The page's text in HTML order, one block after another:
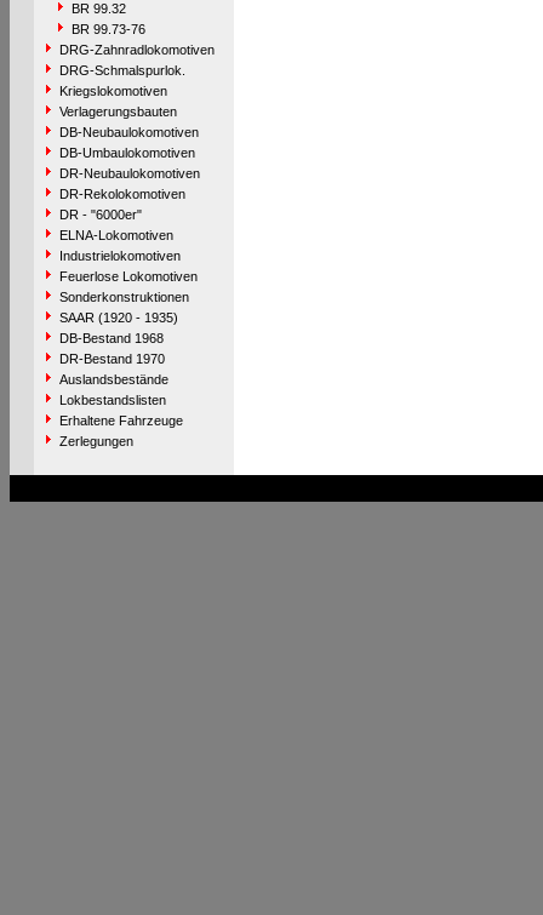
BR 99.32
BR 99.73-76
DRG-Zahnradlokomotiven
DRG-Schmalspurlok.
Kriegslokomotiven
Verlagerungsbauten
DB-Neubaulokomotiven
DB-Umbaulokomotiven
DR-Neubaulokomotiven
DR-Rekolokomotiven
DR - "6000er"
ELNA-Lokomotiven
Industrielokomotiven
Feuerlose Lokomotiven
Sonderkonstruktionen
SAAR (1920 - 1935)
DB-Bestand 1968
DR-Bestand 1970
Auslandsbestände
Lokbestandslisten
Erhaltene Fahrzeuge
Zerlegungen